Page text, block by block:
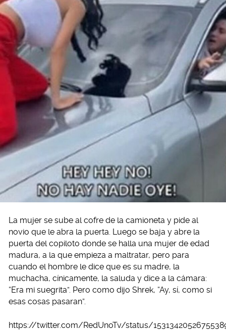
La mujer se sube al cofre de la camioneta y pide al
novio que le abra la puerta. Luego se baja y abre la
puerta del copiloto donde se halla una mujer de edad
madura, a la que empieza a maltratar, pero para
cuando el hombre le dice que es su madre, la
muchacha, cínicamente, la saluda y dice a la cámara:
“Era mi suegrita”. Pero como dijo Shrek, “Ay, sí, como si
esas cosas pasaran”.
https://twitter.com/RedUnoTv/status/